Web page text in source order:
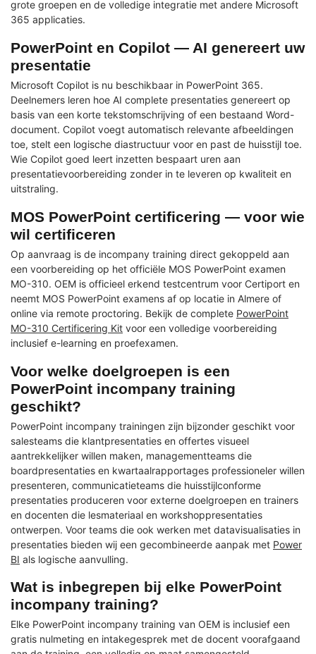
grote groepen en de volledige integratie met andere Microsoft
365 applicaties.
PowerPoint en Copilot — AI genereert uw
presentatie
Microsoft Copilot is nu beschikbaar in PowerPoint 365.
Deelnemers leren hoe AI complete presentaties genereert op
basis van een korte tekstomschrijving of een bestaand Word-
document. Copilot voegt automatisch relevante afbeeldingen
toe, stelt een logische diastructuur voor en past de huisstijl toe.
Wie Copilot goed leert inzetten bespaart uren aan
presentatievoorbereiding zonder in te leveren op kwaliteit en
uitstraling.
MOS PowerPoint certificering — voor wie
wil certificeren
Op aanvraag is de incompany training direct gekoppeld aan
een voorbereiding op het officiële MOS PowerPoint examen
MO-310. OEM is officieel erkend testcentrum voor Certiport en
neemt MOS PowerPoint examens af op locatie in Almere of
online via remote proctoring. Bekijk de complete PowerPoint
MO-310 Certificering Kit voor een volledige voorbereiding
inclusief e-learning en proefexamen.
Voor welke doelgroepen is een
PowerPoint incompany training
geschikt?
PowerPoint incompany trainingen zijn bijzonder geschikt voor
salesteams die klantpresentaties en offertes visueel
aantrekkelijker willen maken, managementteams die
boardpresentaties en kwartaalrapportages professioneler willen
presenteren, communicatieteams die huisstijlconforme
presentaties produceren voor externe doelgroepen en trainers
en docenten die lesmateriaal en workshoppresentaties
ontwerpen. Voor teams die ook werken met datavisualisaties in
presentaties bieden wij een gecombineerde aanpak met Power
BI als logische aanvulling.
Wat is inbegrepen bij elke PowerPoint
incompany training?
Elke PowerPoint incompany training van OEM is inclusief een
gratis nulmeting en intakegesprek met de docent voorafgaand